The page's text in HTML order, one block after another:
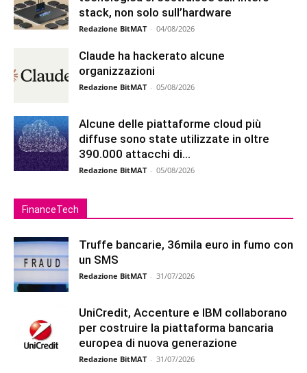
stack, non solo sull’hardware
Redazione BitMAT - 04/08/2026
Claude ha hackerato alcune
organizzazioni
Redazione BitMAT - 05/08/2026
Alcune delle piattaforme cloud più
diffuse sono state utilizzate in oltre
390.000 attacchi di...
Redazione BitMAT - 05/08/2026
FinanceTech
Truffe bancarie, 36mila euro in fumo con
un SMS
Redazione BitMAT - 31/07/2026
UniCredit, Accenture e IBM collaborano
per costruire la piattaforma bancaria
europea di nuova generazione
Redazione BitMAT - 31/07/2026